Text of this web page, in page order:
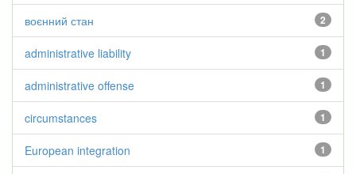
2
воєнний стан
1
administrative liability
1
administrative offense
1
circumstances
1
European integration